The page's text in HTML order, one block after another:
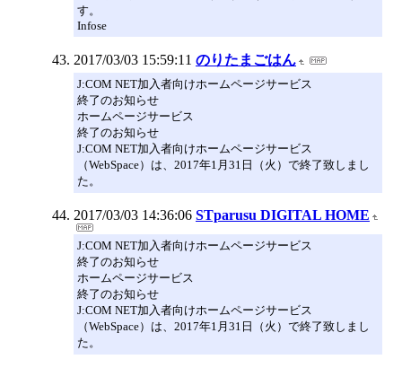
す。
Infose
2017/03/03 15:59:11 のりたまごはん
J:COM NET加入者向けホームページサービス
終了のお知らせ
ホームページサービス
終了のお知らせ
J:COM NET加入者向けホームページサービス
（WebSpace）は、2017年1月31日（火）で終了致しまし
た。
2017/03/03 14:36:06 STparusu DIGITAL HOME
J:COM NET加入者向けホームページサービス
終了のお知らせ
ホームページサービス
終了のお知らせ
J:COM NET加入者向けホームページサービス
（WebSpace）は、2017年1月31日（火）で終了致しまし
た。